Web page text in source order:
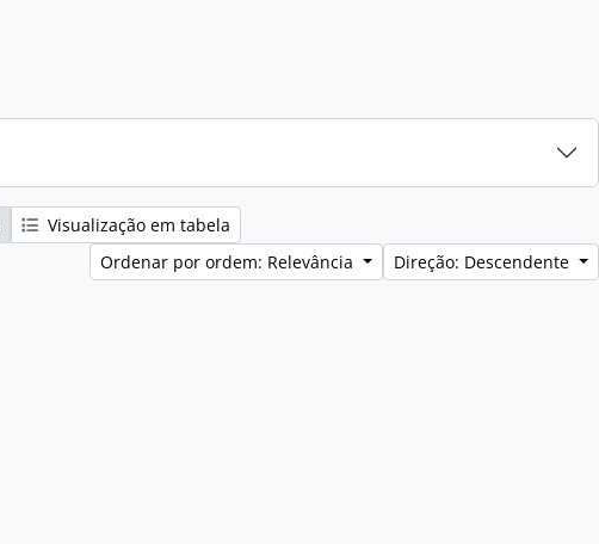
Visualização em tabela
Ordenar por ordem: Relevância
Direção: Descendente